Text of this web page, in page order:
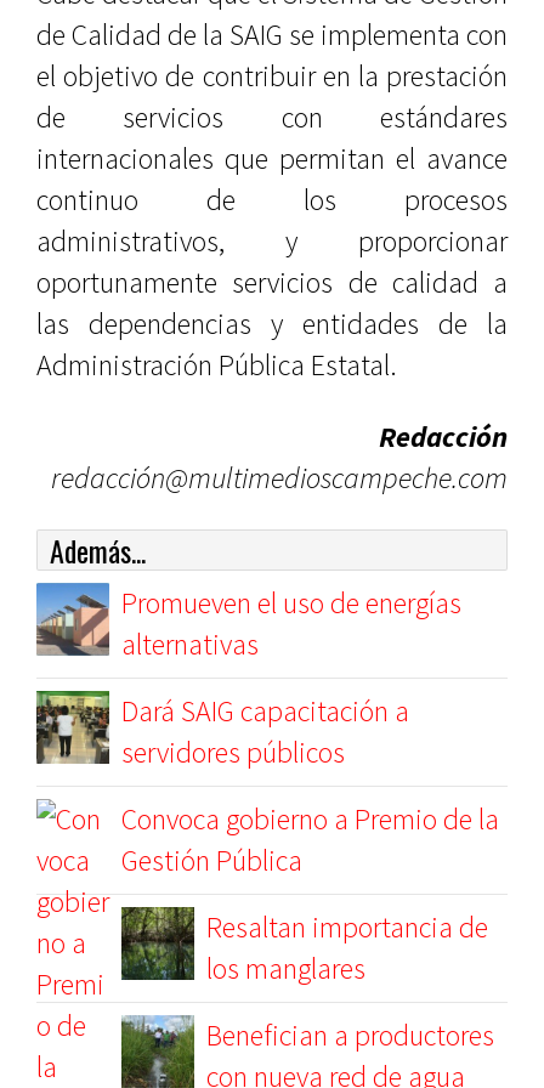
de Calidad de la SAIG se implementa con
el objetivo de contribuir en la prestación
de servicios con estándares
internacionales que permitan el avance
continuo de los procesos
administrativos, y proporcionar
oportunamente servicios de calidad a
las dependencias y entidades de la
Administración Pública Estatal.
Redacción
redacción@multimedioscampeche.com
Además...
Promueven el uso de energías
alternativas
Dará SAIG capacitación a
servidores públicos
Convoca gobierno a Premio de la
Gestión Pública
Resaltan importancia de
los manglares
Benefician a productores
con nueva red de agua